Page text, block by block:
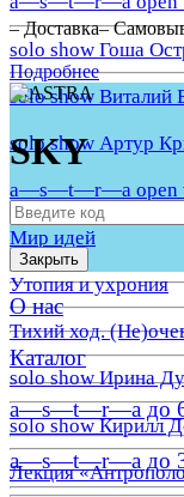
solo show Гоша
solo show Виталий
solo show Артур
a—s—t—r—a open
Мир идей
Утопия и ухрония
Тихий ход.
solo show Ирина
solo show Кирилл
Лекция
– Доставка–
Подробнее
SKY
Закрыть
О нас
Каталог
a—s—t—r—a до
a—s—t—r—a до